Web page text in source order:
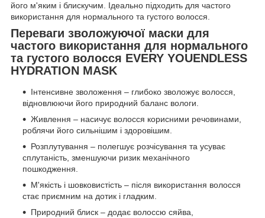
його м'яким і блискучим. Ідеально підходить для частого
використання для нормального та густого волосся.
Переваги зволожуючої маски для
частого використання для нормального
та густого волосся EVERY YOUENDLESS
HYDRATION MASK
Інтенсивне зволоження – глибоко зволожує волосся,
відновлюючи його природний баланс вологи.
Живлення – насичує волосся корисними речовинами,
роблячи його сильнішим і здоровішим.
Розплутування – полегшує розчісування та усуває
сплутаність, зменшуючи ризик механічного
пошкодження.
М'якість і шовковистість – після використання волосся
стає приємним на дотик і гладким.
Природний блиск – додає волоссю сяйва,